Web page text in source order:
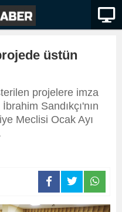
üstün
projelere imza
Sandıkçı'nın
Meclisi Ocak Ayı